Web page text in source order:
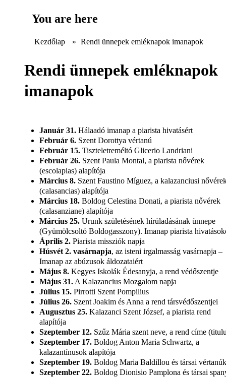
You are here
Kezdőlap » Rendi ünnepek emléknapok imanapok
Rendi ünnepek emléknapok
imanapok
Január 31. Hálaadó imanap a piarista hivatásért
Február 6. Szent Dorottya vértanú
Február 15. Tiszteletreméltó Glicerio Landriani
Február 26. Szent Paula Montal, a piarista nővérek
(escolapias) alapítója
Március 8. Szent Faustino Míguez, a kalazanciusi
(calasancias) alapítója
Március 18. Boldog Celestina Donati, a piarista nővérek
(calasanziane) alapítója
Március 25. Urunk születésének hírüladásának ünnepe
(Gyümölcsoltó Boldogasszony). Imanap piarista
Április 2. Piarista missziók napja
Húsvét 2. vasárnapja, az isteni irgalmasság vasárnapja –
Imanap az abúzusok áldozataiért
Május 8. Kegyes Iskolák Édesanyja, a rend védőszentje
Május 31. A Kalazancius Mozgalom napja
Július 15. Pirrotti Szent Pompilius
Július 26. Szent Joakim és Anna a rend társvédőszentjei
Augusztus 25. Kalazanci Szent József, a piarista rend
alapítója
Szeptember 12. Szűz Mária szent neve, a rend címe
Szeptember 17. Boldog Anton Maria Schwartz, a
kalazantínusok alapítója
Szeptember 19. Boldog Maria Baldillou és társai vértanúk
Szeptember 22. Boldog Dionisio Pamplona és társai